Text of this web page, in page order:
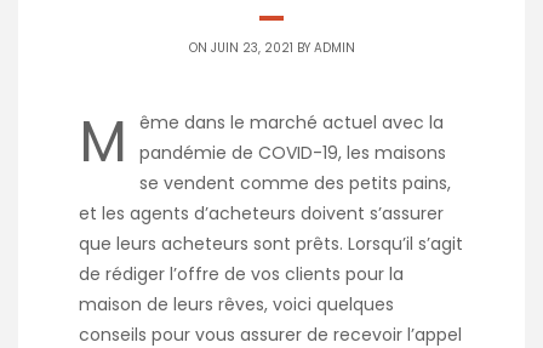
ON JUIN 23, 2021 BY ADMIN
M
ême dans le marché actuel avec la
pandémie de COVID-19, les maisons
se vendent comme des petits pains,
et les agents d’acheteurs doivent s’assurer
que leurs acheteurs sont prêts. Lorsqu’il s’agit
de rédiger l’offre de vos clients pour la
maison de leurs rêves, voici quelques
conseils pour vous assurer de recevoir l’appel